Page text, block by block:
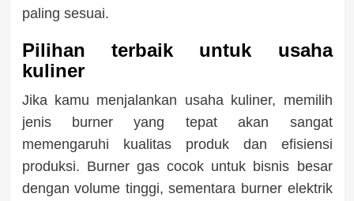
paling sesuai.
Pilihan terbaik untuk usaha
kuliner
Jika kamu menjalankan usaha kuliner, memilih
jenis burner yang tepat akan sangat
memengaruhi kualitas produk dan efisiensi
produksi. Burner gas cocok untuk bisnis besar
dengan volume tinggi, sementara burner elektrik